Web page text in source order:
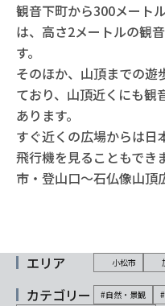
観音下町から300メート
は、高さ2メートルの観
す。
そのほか、山頂までの遊
ており、山頂近くにも観
あります。
すぐ近くの広場からは日
飛行機を見ることもでき
市・登山口～石仏像山頂
エリア 小松市
カテゴリー #自然・景観